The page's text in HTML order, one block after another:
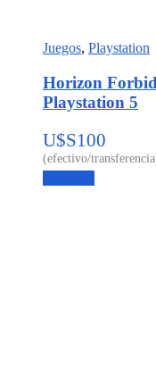
Juegos, Playstation
Horizon
Playstation 5
U$S100